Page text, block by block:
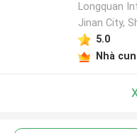
Longquan
Jinan City,
5.0
Nhà